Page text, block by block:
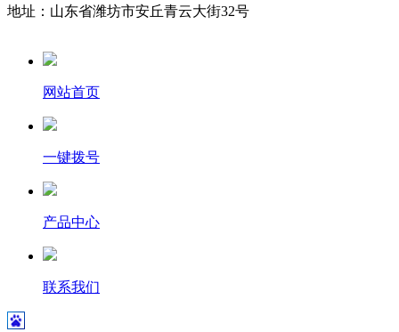
地址：山东省潍坊市安丘青云大街32号
网站首页
一键拨号
产品中心
联系我们